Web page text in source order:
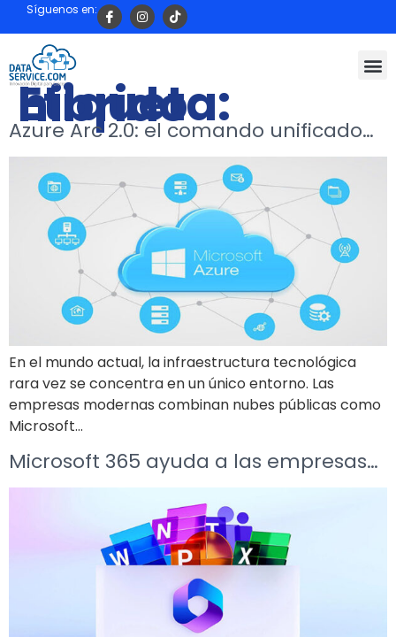
Síguenos en:
Etiqueta:
hibrido
Azure Arc 2.0: el comando unificado…
En el mundo actual, la infraestructura tecnológica
rara vez se concentra en un único entorno. Las
empresas modernas combinan nubes públicas como
Microsoft…
Microsoft 365 ayuda a las empresas…